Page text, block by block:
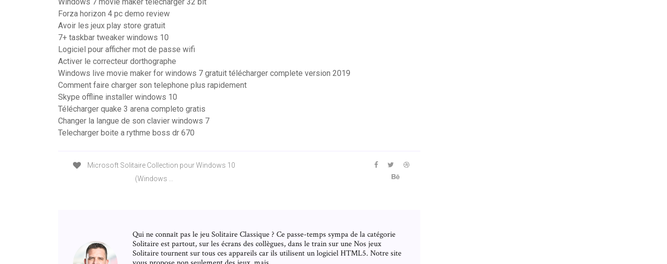
Forza horizon 4 pc demo review
Avoir les jeux play store gratuit
7+ taskbar tweaker windows 10
Logiciel pour afficher mot de passe wifi
Activer le correcteur dorthographe
Windows live movie maker for windows 7 gratuit télécharger complete version 2019
Comment faire charger son telephone plus rapidement
Skype offline installer windows 10
Télécharger quake 3 arena completo gratis
Changer la langue de son clavier windows 7
Telecharger boite a rythme boss dr 670
Microsoft Solitaire Collection pour Windows 10
(Windows ...
Qui ne connaît pas le jeu Solitaire Classique ? Ce passe-temps sympa de la catégorie
Solitaire est partout, sur les écrans des collègues, dans le train sur une Nos jeux
Solitaire tournent sur tous ces appareils car ils utilisent un logiciel HTML5. Notre site